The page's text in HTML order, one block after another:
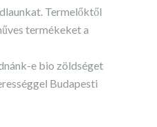
Termelőktől
termékeket a
e bio zöldséget
Budapesti